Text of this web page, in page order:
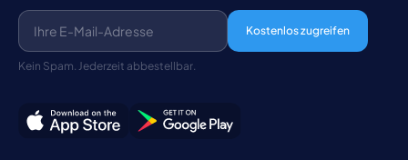
Kostenlos zugreifen
Kein Spam. Jederzeit abbestellbar.